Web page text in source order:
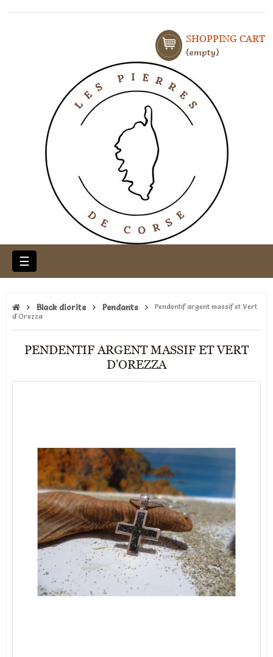
SHOPPING CART
empty
Toggle
navigation
☰
Black diorite Pendants
Pendentif argent massif et Vert
d'Orezza
PENDENTIF ARGENT MASSIF ET VERT
D'OREZZA